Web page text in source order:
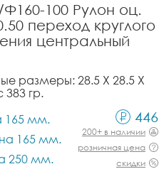
100 Рулон оц.
переход круглого
центральный
размеры: 28.5 X 28.5 X
383 гр.
165 мм.
165 мм.
250 мм.
446
200+ в наличии
розничная цена
скидки